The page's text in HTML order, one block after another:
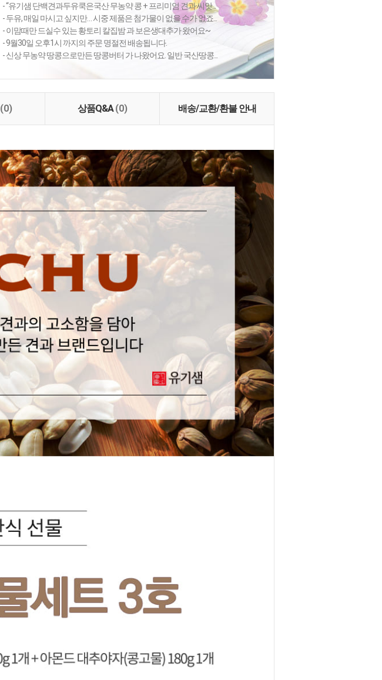
- “유기샘 단백견과두유쿡은국산 무농약 콩 + 프리미엄 견과·씨앗...
- 두유, 매일 마시고 싶지만… 시중 제품은 첨가물이 없을 수가 없죠...
- 이맘때만 드실수 있는 황토리 칼집밤 과 보은생대추가 왔어요~
- 9월30일 오후1시 까지의 주문 명절전 배송됩니다.
- 신상 무농약 땅콩으로만든 땅콩버터 가 나왔어요. 일반 국산땅콩...
(0) 상품Q&A(0) 배송/교환/환불 안내